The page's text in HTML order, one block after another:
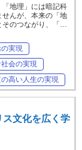
地理」には暗記科
せんが、本来の「地
そのつながり、「…
実現
会の実現
高い人生の実現
ス文化を広く学